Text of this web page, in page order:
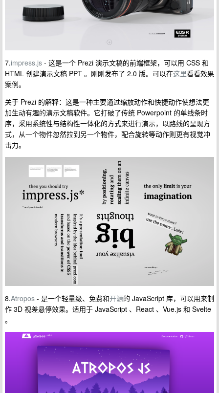
7.impress.js - 这是一个 Prezi 演示文稿的前端框架，可以用 CSS 和
HTML 创建演示文稿 PPT 。刚刚发布了 2.0 版。可以在这里看看效果
案例。
关于 Prezi 的解释：这是一种主要通过缩放动作和快捷动作使想法更
加生动有趣的演示文稿软件。它打破了传统 Powerpoint 的单线条时
序，采用系统性与结构性一体化的方式来进行演示，以路线的呈现方
式，从一个物件忽然拉到另一个物件，配合旋转等动作则更有视觉冲
击力。
8.Atropos - 是一个轻量级、免费和开源的 JavaScript 库，可以用来制
作 3D 视差悬停效果。适用于 JavaScript 、React 、Vue.js 和 Svelte
。